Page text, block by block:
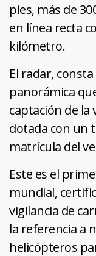
pies, más de
en línea recta
kilómetro.
El radar,
panorámica
captación de la
dotada con un
matrícula del
Este es el
mundial,
vigilancia de
la referencia a
helicópteros